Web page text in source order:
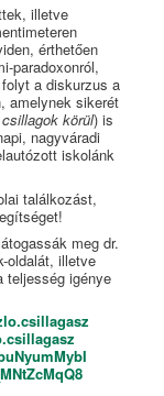
illetve
érthetően
paradoxonról,
a diskurzus a
amelynek sikerét
körül) is
nagyváradi
iskolánk
találkozást,
meg dr.
oldalát, illetve
teljesség igénye